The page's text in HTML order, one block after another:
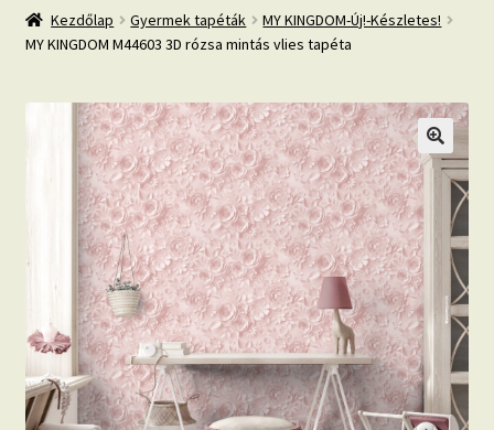
Népszerű tapéták
Tapéta BLOG
Mi az a fotótapéta?
Tapétázási tanácsok
Beton hatású tapéták
Kapcsolat
Kezdőlap Gyermek tapéták
MY KINGDOM-Új!-Készletes!
MY KINGDOM M44603 3D rózsa mintás vlies tapéta